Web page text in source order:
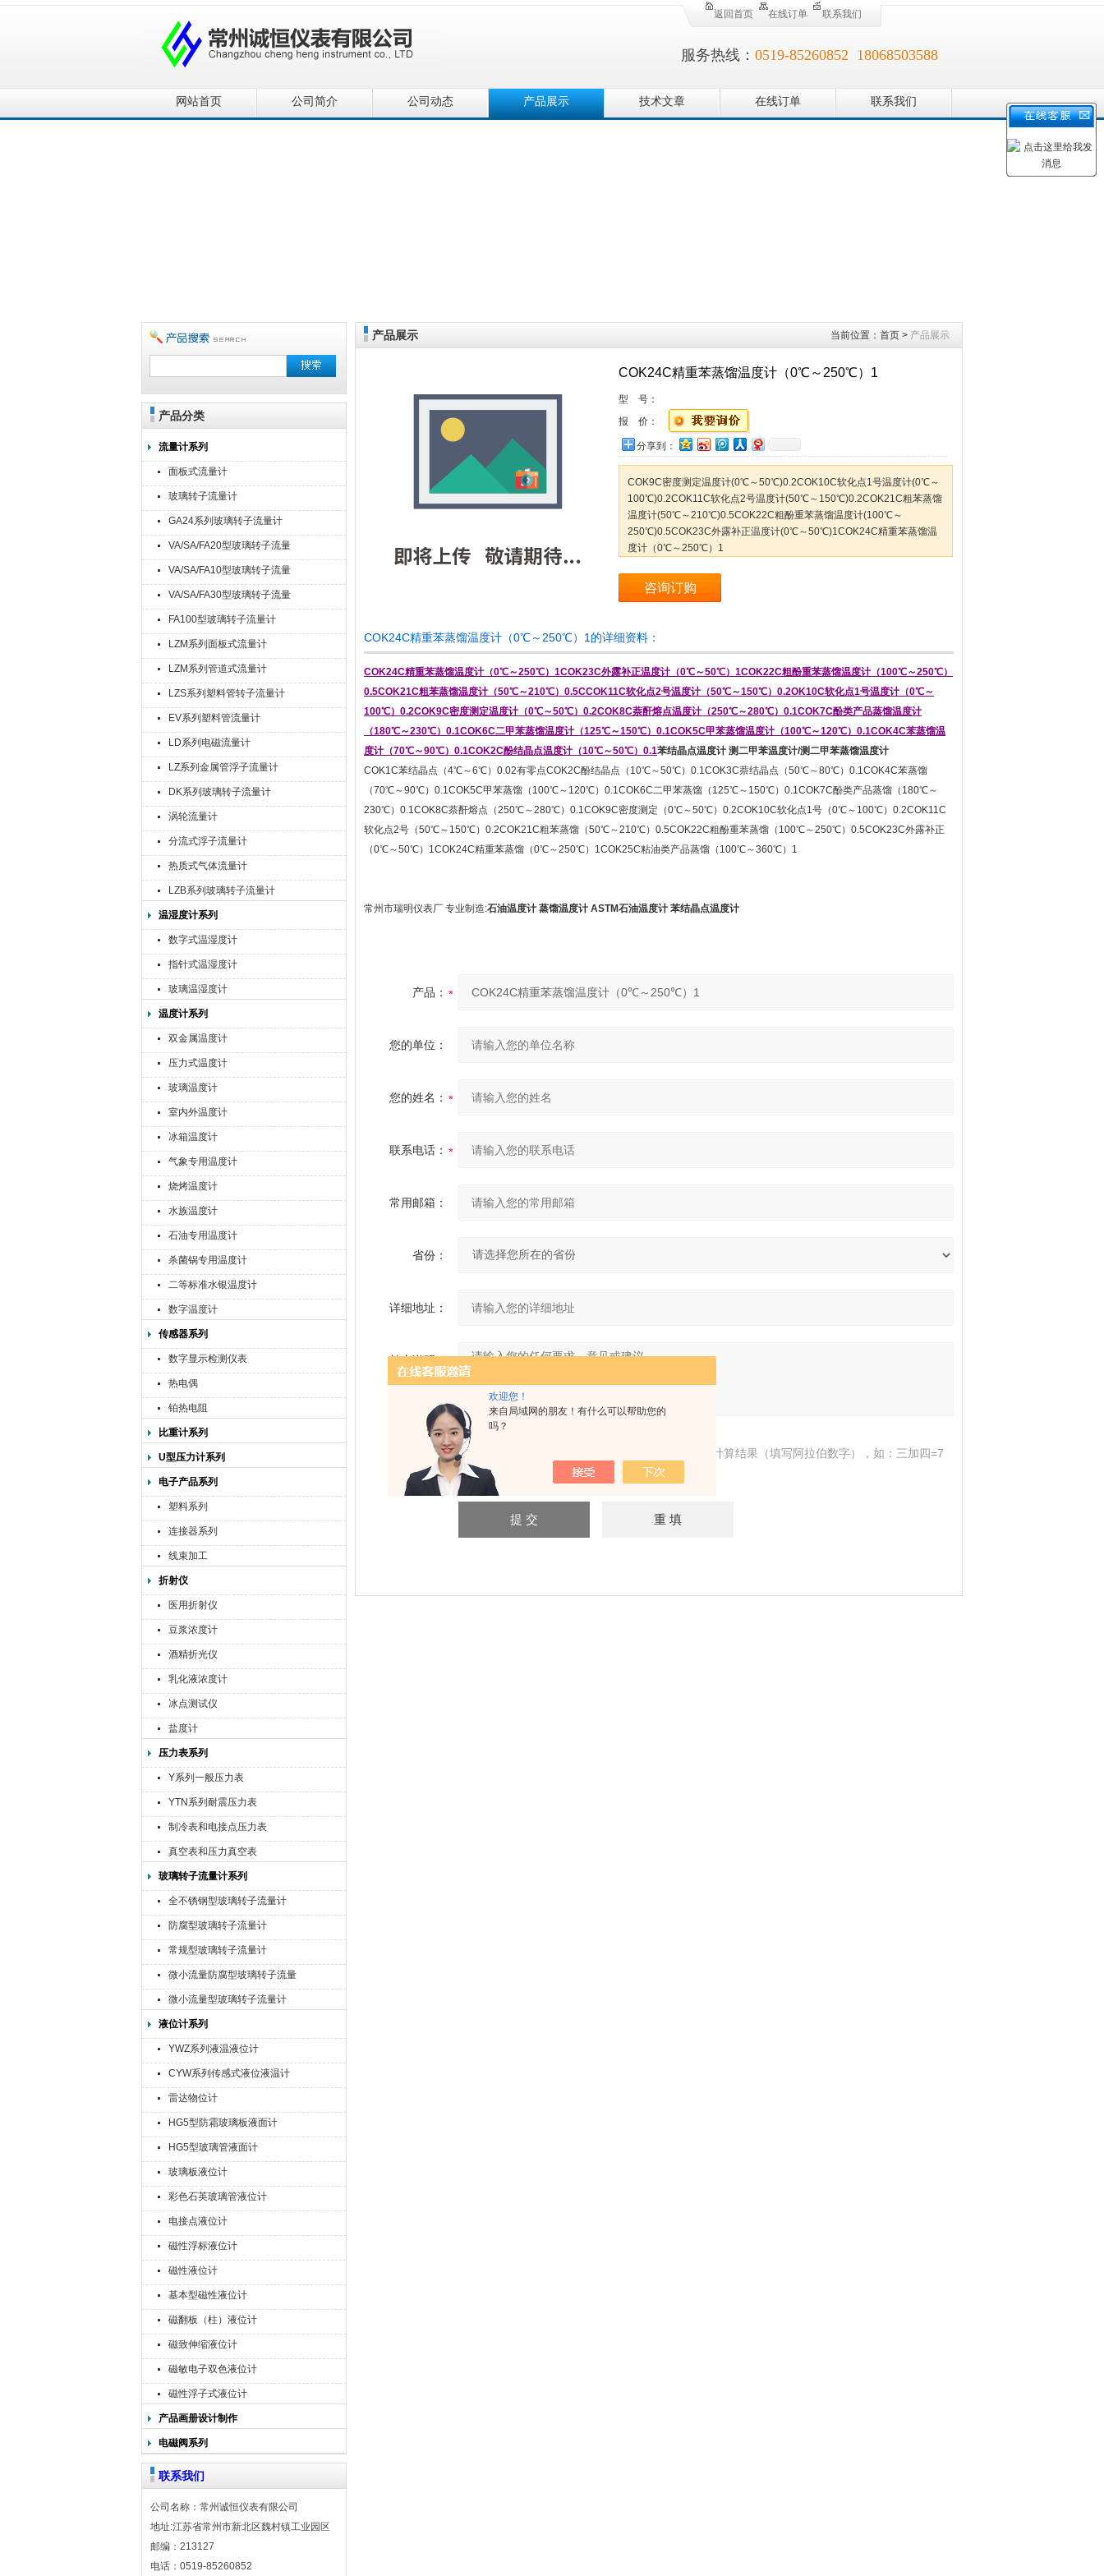
欢迎您！
来自局域网的朋友！有什么可以帮助您的
吗？
返回首页 在线订单 联系我们
服务热线： 0519-85260852 18068503588
网站首页 公司简介 公司动态 产品展示 技术文章 在线订单 联系我们
产品分类
流量计系列
面板式流量计
玻璃转子流量计
GA24系列玻璃转子流量计
VA/SA/FA20型玻璃转子流量
计
VA/SA/FA10型玻璃转子流量
计
VA/SA/FA30型玻璃转子流量
计
FA100型玻璃转子流量计
LZM系列面板式流量计
LZM系列管道式流量计
LZS系列塑料管转子流量计
EV系列塑料管流量计
LD系列电磁流量计
LZ系列金属管浮子流量计
DK系列玻璃转子流量计
涡轮流量计
分流式浮子流量计
热质式气体流量计
LZB系列玻璃转子流量计
温湿度计系列
数字式温湿度计
指针式温湿度计
玻璃温湿度计
温度计系列
双金属温度计
压力式温度计
玻璃温度计
室内外温度计
冰箱温度计
气象专用温度计
烧烤温度计
水族温度计
石油专用温度计
杀菌锅专用温度计
二等标准水银温度计
数字温度计
传感器系列
数字显示检测仪表
热电偶
铂热电阻
比重计系列
U型压力计系列
电子产品系列
塑料系列
连接器系列
线束加工
折射仪
医用折射仪
豆浆浓度计
酒精折光仪
乳化液浓度计
冰点测试仪
盐度计
压力表系列
Y系列一般压力表
YTN系列耐震压力表
制冷表和电接点压力表
真空表和压力真空表
玻璃转子流量计系列
全不锈钢型玻璃转子流量计
防腐型玻璃转子流量计
常规型玻璃转子流量计
微小流量防腐型玻璃转子流量
计
微小流量型玻璃转子流量计
液位计系列
YWZ系列液温液位计
CYW系列传感式液位液温计
雷达物位计
HG5型防霜玻璃板液面计
HG5型玻璃管液面计
玻璃板液位计
彩色石英玻璃管液位计
电接点液位计
磁性浮标液位计
磁性液位计
基本型磁性液位计
磁翻板（柱）液位计
磁致伸缩液位计
磁敏电子双色液位计
磁性浮子式液位计
产品画册设计制作
电磁阀系列
联系我们
公司名称：常州诚恒仪表有限公司
地址:江苏省常州市新北区魏村镇工业园区
邮编：213127
电话：0519-85260852
产品展示 当前位置： 首页 > 产品展示
COK24C精重苯蒸馏温度计（0℃～250℃）1
型 号：
报 价：
分享到：
COK9C密度测定温度计(0℃～50℃)0.2COK10C软化点1号温度计(0℃～
100℃)0.2COK11C软化点2号温度计(50℃～150℃)0.2COK21C粗苯蒸馏
温度计(50℃～210℃)0.5COK22C粗酚重苯蒸馏温度计(100℃～
250℃)0.5COK23C外露补正温度计(0℃～50℃)1COK24C精重苯蒸馏温
度计（0℃～250℃）1
咨询订购
COK24C精重苯蒸馏温度计（0℃～250℃）1的详细资料：
COK24C精重苯蒸馏温度计（0℃～250℃）1COK23C外露补正温度计（0℃～50℃）1COK22C粗酚重苯蒸馏温度计（100℃～250℃）
0.5COK21C粗苯蒸馏温度计（50℃～210℃）0.5CCOK11C软化点2号温度计（50℃～150℃）0.2OK10C软化点1号温度计（0℃～
100℃）0.2COK9C密度测定温度计（0℃～50℃）0.2COK8C萘酐熔点温度计（250℃～280℃）0.1COK7C酚类产品蒸馏温度计
（180℃～230℃）0.1COK6C二甲苯蒸馏温度计（125℃～150℃）0.1COK5C甲苯蒸馏温度计（100℃～120℃）0.1COK4C苯蒸馏温
度计（70℃～90℃）0.1COK2C酚结晶点温度计（10℃～50℃）0.1苯结晶点温度计 测二甲苯温度计/测二甲苯蒸馏温度计
COK1C苯结晶点（4℃～6℃）0.02有零点COK2C酚结晶点（10℃～50℃）0.1COK3C萘结晶点（50℃～80℃）0.1COK4C苯蒸馏
（70℃～90℃）0.1COK5C甲苯蒸馏（100℃～120℃）0.1COK6C二甲苯蒸馏（125℃～150℃）0.1COK7C酚类产品蒸馏（180℃～
230℃）0.1COK8C萘酐熔点（250℃～280℃）0.1COK9C密度测定（0℃～50℃）0.2COK10C软化点1号（0℃～100℃）0.2COK11C
软化点2号（50℃～150℃）0.2COK21C粗苯蒸馏（50℃～210℃）0.5COK22C粗酚重苯蒸馏（100℃～250℃）0.5COK23C外露补正
（0℃～50℃）1COK24C精重苯蒸馏（0℃～250℃）1COK25C粘油类产品蒸馏（100℃～360℃）1
常州市瑞明仪表厂 专业制造:石油温度计 蒸馏温度计 ASTM石油温度计 苯结晶点温度计
产品：
您的单位：
您的姓名：
联系电话：
常用邮箱：
省份：
详细地址：
补充说明：
验证码： 请输入计算结果（填写阿拉伯数字），如：三加四=7